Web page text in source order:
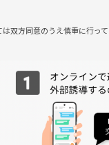
んと雑談して、楽し
気あいあいとした雰
する方、運営側の指
お断りする場合がござ
双方同意のうえ慎重に行っ